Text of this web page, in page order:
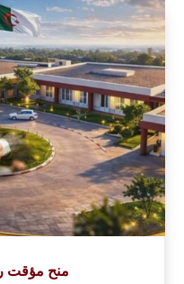
منح مؤقت رقم 11/